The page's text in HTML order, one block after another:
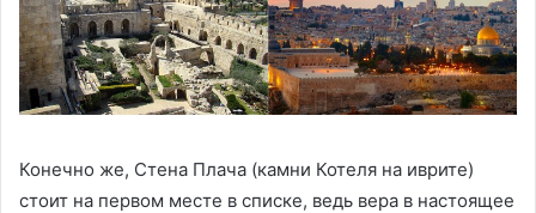
Конечно же, Стена Плача (камни Котеля на иврите)
стоит на первом месте в списке, ведь вера в настоящее